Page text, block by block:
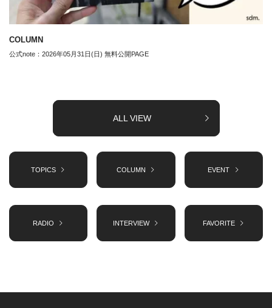
COLUMN
公式note：2026年05月31日(日) 無料公開PAGE
ALL VIEW
TOPICS COLUMN EVENT
RADIO INTERVIEW FAVORITE